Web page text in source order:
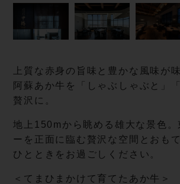
上質な赤身の旨味と豊かな風味が
阿蘇あか牛を「しゃぶしゃぶと」
贅沢に。
地上150mから眺める雄大な景色。
ーを正面に臨む贅沢な空間とおも
ひとときをお過ごしください。
＜てまひまかけて育てたあか牛＞